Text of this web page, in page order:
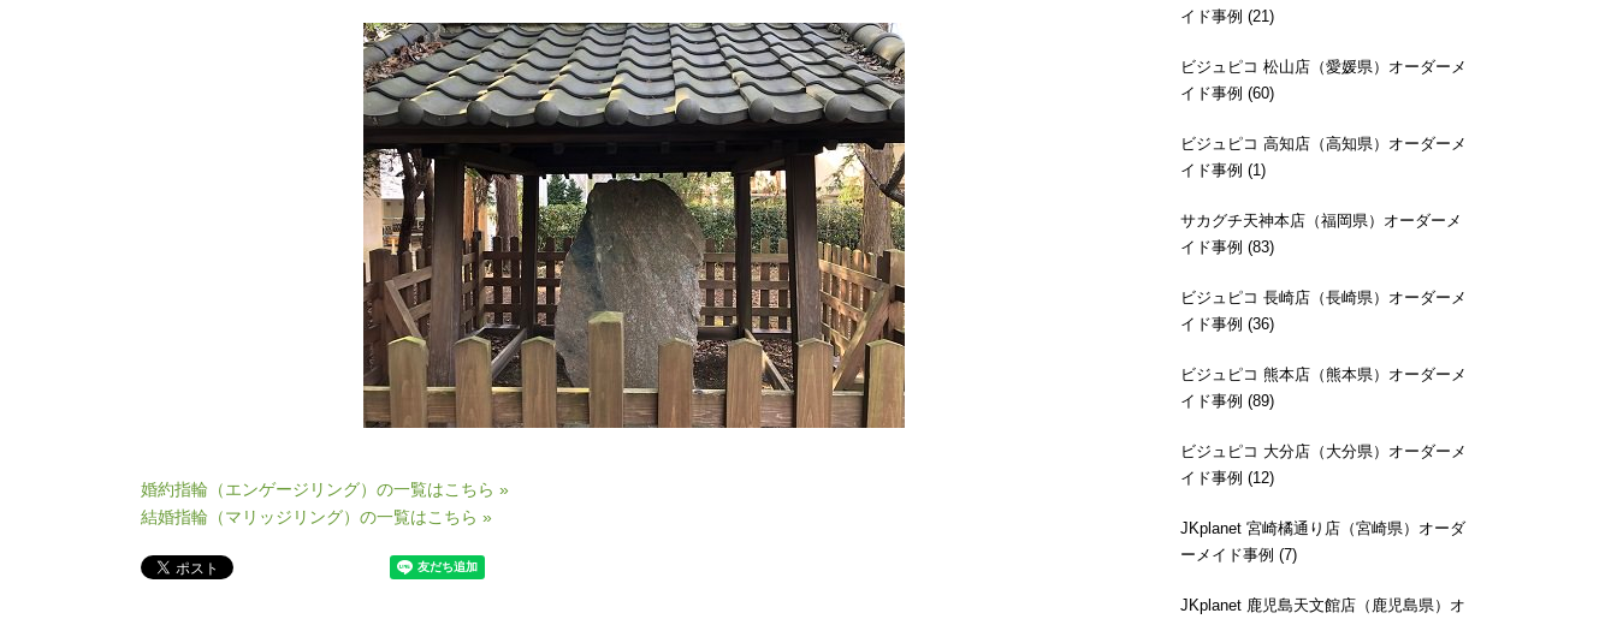
婚約指輪（エンゲージリング）の一覧はこちら »
結婚指輪（マリッジリング）の一覧はこちら »
イド事例 (21)
ビジュピコ 松山店（愛媛県）オーダーメ
イド事例 (60)
ビジュピコ 高知店（高知県）オーダーメ
イド事例 (1)
サカグチ天神本店（福岡県）オーダーメ
イド事例 (83)
ビジュピコ 長崎店（長崎県）オーダーメ
イド事例 (36)
ビジュピコ 熊本店（熊本県）オーダーメ
イド事例 (89)
ビジュピコ 大分店（大分県）オーダーメ
イド事例 (12)
JKplanet 宮崎橘通り店（宮崎県）オーダ
ーメイド事例 (7)
JKplanet 鹿児島天文館店（鹿児島県）オ